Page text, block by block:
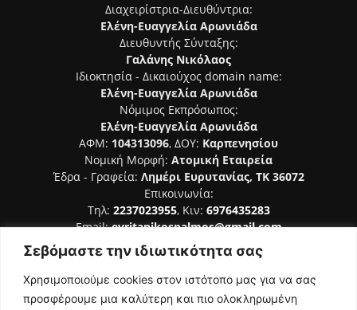
Σεβόμαστε την ιδιωτικότητα σας
Χρησιμοποιούμε cookies στον ιστότοπο μας για να σας
προσφέρουμε μια καλύτερη και πιο ολοκληρωμένη
Διαχειρίστρια-Διευθύντρια:
Ελένη-Ευαγγελία Αρωνιάδα
Διευθυντής Σύνταξης:
Γαλάνης Νικόλαος
Ιδιοκτησία - Δικαιούχος domain name:
Ελένη-Ευαγγελία Αρωνιάδα
Νόμιμος Εκπρόσωπος:
Ελένη-Ευαγγελία Αρωνιάδα
ΑΦΜ: 104313096, ΔΟΥ: Καρπενησίου
Νομική Μορφή: Ατομική Εταιρεία
Έδρα - Γραφεία: Λημέρι Ευρυτανίας, ΤΚ 36072
Επικοινωνία:
Τηλ: 2237023955, Κιν: 6976435283
Email:evritanikospalmos@gmail.com
Αριθμός Πιστοποίησης Μ.Η.Τ. 242044